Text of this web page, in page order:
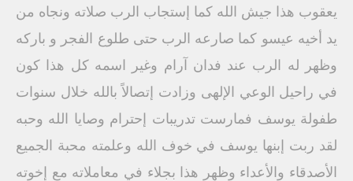
يعقوب هذا جيش الله كما إستجاب الرب صلاته ونجاه من
يد أخيه عيسو كما صارعه الرب حتى طلوع الفجر و باركه
وظهر له الرب عند فدان آرام وغير اسمه كل هذا كون
في راحيل الوعي الإلهى وزادت إتصالاً بالله خلال سنوات
طفولة يوسف فمارست تدريبات إحترام وصايا الله وحبه
لقد ربت إبنها يوسف في خوف الله وعلمته محبة الجميع
الأصدقاء والأعداء وظهر هذا بجلاء في معاملاته مع إخوته